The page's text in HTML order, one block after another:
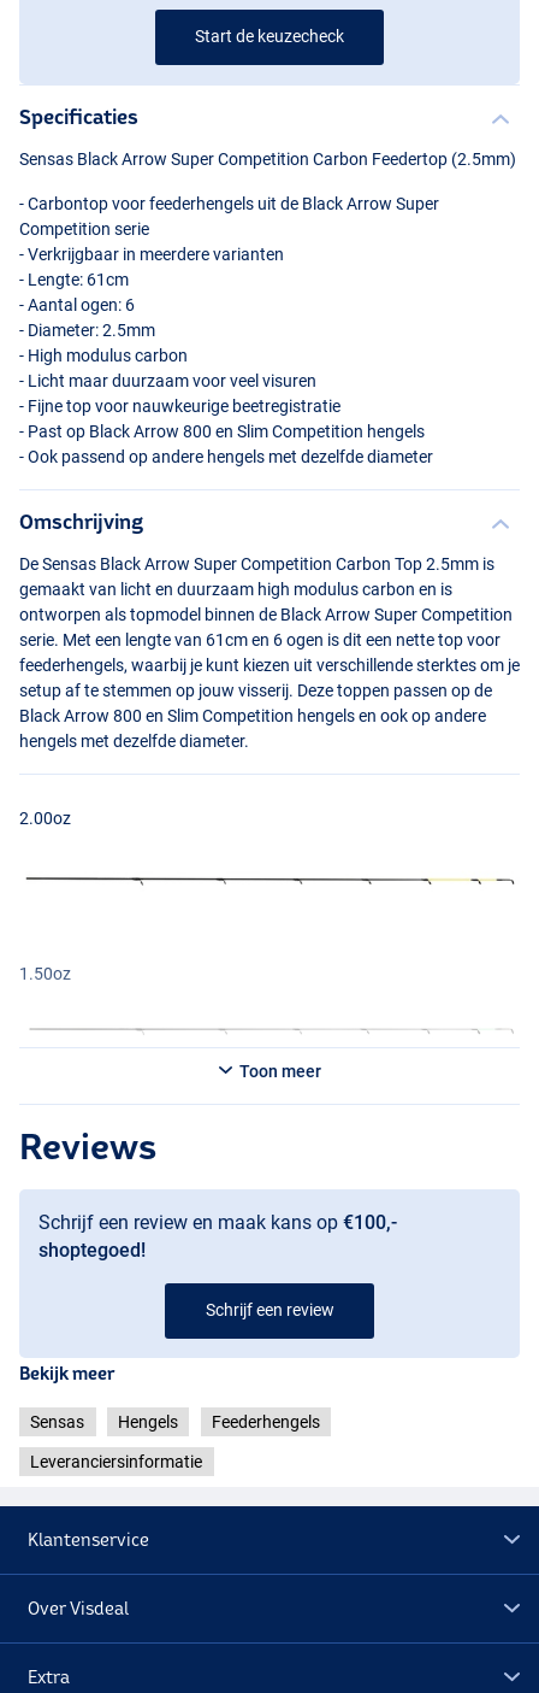
0.50oz
Start de keuzecheck
Specificaties
Sensas Black Arrow Super Competition Carbon Feedertop (2.5mm)
- Carbontop voor feederhengels uit de Black Arrow Super
Competition serie
- Verkrijgbaar in meerdere varianten
- Lengte: 61cm
- Aantal ogen: 6
- Diameter: 2.5mm
- High modulus carbon
- Licht maar duurzaam voor veel visuren
- Fijne top voor nauwkeurige beetregistratie
- Past op Black Arrow 800 en Slim Competition hengels
- Ook passend op andere hengels met dezelfde diameter
Omschrijving
De Sensas Black Arrow Super Competition Carbon Top 2.5mm is
gemaakt van licht en duurzaam high modulus carbon en is
ontworpen als topmodel binnen de Black Arrow Super Competition
serie. Met een lengte van 61cm en 6 ogen is dit een nette top voor
feederhengels, waarbij je kunt kiezen uit verschillende sterktes om je
setup af te stemmen op jouw visserij. Deze toppen passen op de
Black Arrow 800 en Slim Competition hengels en ook op andere
hengels met dezelfde diameter.
2.00oz
1.50oz
1.00oz
Toon meer
Reviews
Schrijf een review en maak kans op €100,-
shoptegoed!
Schrijf een review
Bekijk meer
Sensas Hengels Feederhengels
Leveranciersinformatie
Klantenservice
Over Visdeal
Extra